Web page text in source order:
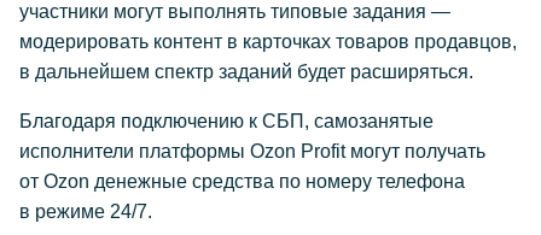
участники могут выполнять типовые задания —
модерировать контент в карточках товаров продавцов,
в дальнейшем спектр заданий будет расширяться.
Благодаря подключению к СБП, cамозанятые
исполнители платформы Ozon Profit могут получать
от Ozon денежные средства по номеру телефона
в режиме 24/7.